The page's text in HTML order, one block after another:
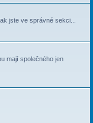
jste ve správné sekci...
mají společného jen